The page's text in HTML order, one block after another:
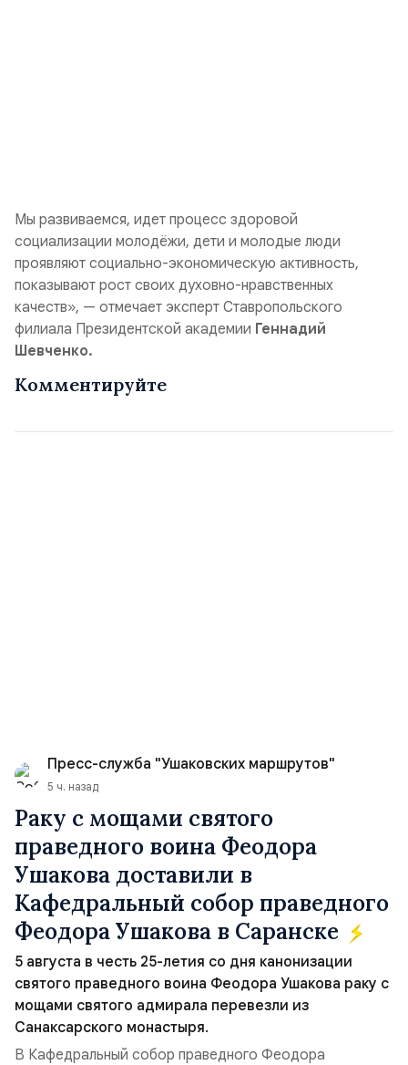
Мы развиваемся, идет процесс здоровой
социализации молодёжи, дети и молодые люди
проявляют социально-экономическую активность,
показывают рост своих духовно-нравственных
качеств», — отмечает эксперт Ставропольского
филиала Президентской академии Геннадий
Шевченко.
Комментируйте
Пресс-служба "Ушаковских маршрутов"
5 ч. назад
Раку с мощами святого
праведного воина Феодора
Ушакова доставили в
Кафедральный собор праведного
Феодора Ушакова в Саранске
5 августа в честь 25-летия со дня канонизации
святого праведного воина Феодора Ушакова раку с
мощами святого адмирала перевезли из
Санаксарского монастыря.
В Кафедральный собор праведного Феодора